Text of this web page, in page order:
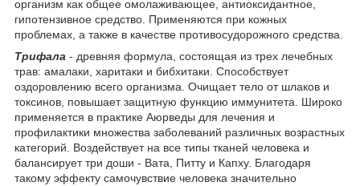
организм как общее омолаживающее, антиоксидантное,
гипотензивное средство. Применяются при кожных
проблемах, а также в качестве противосудорожного средства.
Трифала - древняя формула, состоящая из трех лечебных
трав: амалаки, харитаки и бибхитаки. Способствует
оздоровлению всего организма. Очищает тело от шлаков и
токсинов, повышает защитную функцию иммунитета. Широко
применяется в практике Аюрведы для лечения и
профилактики множества заболеваний различных возрастных
категорий. Воздействует на все типы тканей человека и
балансирует три доши - Вата, Питту и Капху. Благодаря
такому эффекту самочувствие человека значительно